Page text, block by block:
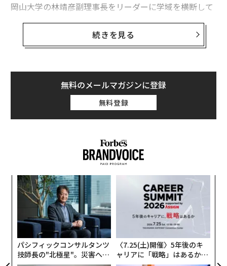
岡山大学の林靖彦副理事長をリーダーに学域を横断して
と28日の2日間にわたり、岡山大学農場と岡山県久米郡
久米南町のブドウ農場にて、犬型ロボットのデモンスト
片山篤町長をはじめ農業関係者など約80人が参加した。
久米南町の片山篤町長（右）も参加した。
高知工科大学栗原徹教授の栗原研究室（Krlab）も参加
続きを見る
無料のメールマガジンに登録
無料登録
パシフィックコンサルタンツ
技師長の"北極星"。災害への
無力感を乗り越え見つけた、
〈7.25(土)開催〉5年後のキ
ャリアに「戦略」はあるか。
トップエグゼクティブのキャ